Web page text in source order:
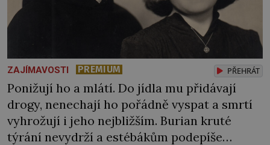
ZAJÍMAVOSTI PREMIUM PŘEHRÁT
Ponižují ho a mlátí. Do jídla mu přidávají
drogy, nenechají ho pořádně vyspat a smrtí
vyhrožují i jeho nejbližším. Burian kruté
týrání nevydrží a estébákům podepíše